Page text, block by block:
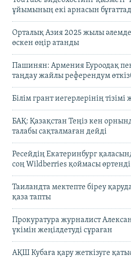
ұйымының екі арнасын
Орталық Азия 2025 жылы
өскен өңір атанды
Пашинян: Армения Еуроодақ
таңдау жайлы референдум
Білім грант иегерлерінің
БАҚ: Қазақстан Теңіз кен
талабы сақталмаған дейді
Ресейдің Екатеринбург
соң Wildberries қоймасы өртенді
Таиландта мектепте біреу
қаза тапты
Прокуратура журналист
үкімін жеңілдетуді сұраған
АҚШ Кубаға қару жеткізуге